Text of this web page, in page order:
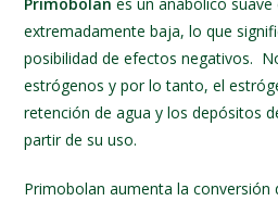
extremadamente baja, lo que
posibilidad de efectos negativos.
estrógenos y por lo tanto, el
retención de agua y los depósitos
partir de su uso.
Primobolan aumenta la conversión